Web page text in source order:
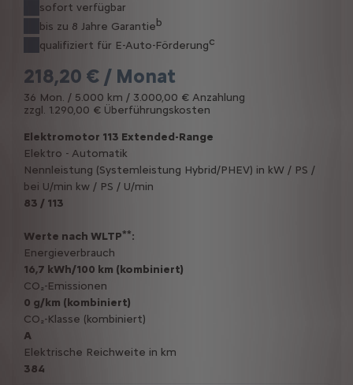
sofort verfügbar
bis zu 8 Jahre Garantieb
qualifiziert für E-Auto-Förderungc
218,20 € / Monat
36 Mon. / 5.000 km / 3.000,00 € Anzahlung
zzgl. 1.290,00 € Überführungskosten
Elektromotor 113 Extended-Range
Elektro - Automatik
Nennleistung (Systemleistung Hybrid/PHEV) in kW / PS /
bei U/min kw / PS / U/min
83 / 113
Werte nach WLTP**:
Energieverbrauch
16,7 kWh/100 km (kombiniert)
CO₂-Emissionen
0 g/km (kombiniert)
CO₂-Klasse (kombiniert)
A
Elektrische Reichweite in km
384